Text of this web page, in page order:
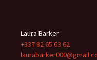
Laura Barker
+337 82 65 63 62